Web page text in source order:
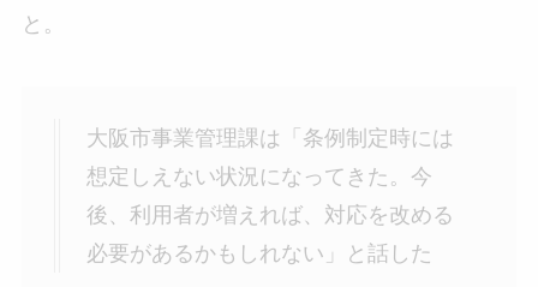
と。
大阪市事業管理課は「条例制定時には
想定しえない状況になってきた。今
後、利用者が増えれば、対応を改める
必要があるかもしれない」と話した